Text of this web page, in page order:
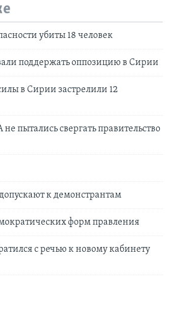
убиты 18 человек
поддержать оппозицию в Сирии
в Сирии застрелили 12
пытались свергать правительство
к демонстрантам
форм правления
с речью к новому кабинету